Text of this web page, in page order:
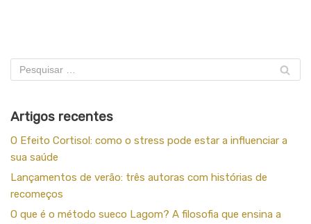
Artigos recentes
O Efeito Cortisol: como o stress pode estar a influenciar a
sua saúde
Lançamentos de verão: três autoras com histórias de
recomeços
O que é o método sueco Lagom? A filosofia que ensina a